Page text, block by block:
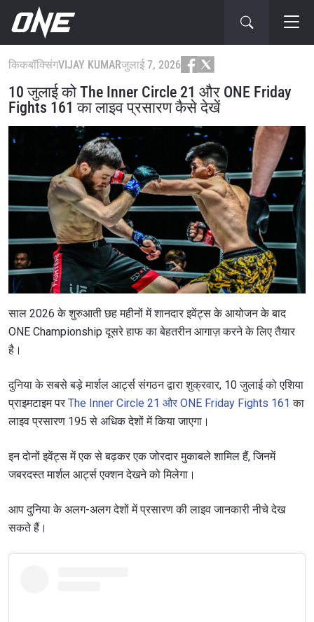
किकबॉक्सिंगVIJAY KUMARजुलाई 7, 2026
10 जुलाई को The Inner Circle 21 और ONE Friday
Fights 161 का लाइव प्रसारण कैसे देखें
साल 2026 के शुरुआती छह महीनों में शानदार इवेंट्स के आयोजन के बाद
ONE Championship दूसरे हाफ का बेहतरीन आगाज़ करने के लिए तैयार
है।
दुनिया के सबसे बड़े मार्शल आर्ट्स संगठन द्वारा शुक्रवार, 10 जुलाई को एशिया
प्राइमटाइम पर The Inner Circle 21 और ONE Friday Fights 161 का
लाइव प्रसारण 195 से अधिक देशों में किया जाएगा।
इन दोनों इवेंट्स में एक से बढ़कर एक जोरदार मुकाबले शामिल हैं, जिनमें
जबरदस्त मार्शल आर्ट्स एक्शन देखने को मिलेगा।
आप दुनिया के अलग-अलग देशों में प्रसारण की लाइव जानकारी नीचे देख
सकते हैं।